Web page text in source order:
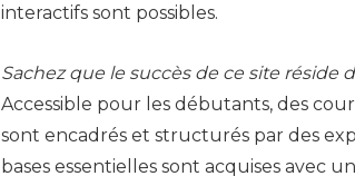
interactifs sont possibles.
Sachez que le succès de ce site réside
Accessible pour les débutants, des
sont encadrés et structurés par des
bases essentielles sont acquises avec